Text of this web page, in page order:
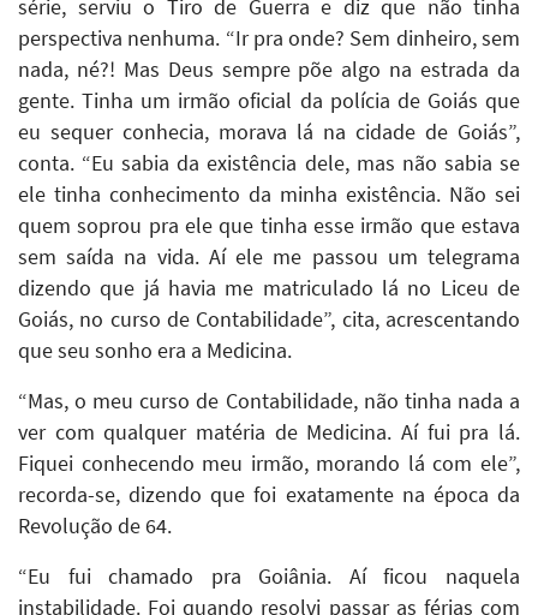
série, serviu o Tiro de Guerra e diz que não tinha
perspectiva nenhuma. “Ir pra onde? Sem dinheiro, sem
nada, né?! Mas Deus sempre põe algo na estrada da
gente. Tinha um irmão oficial da polícia de Goiás que
eu sequer conhecia, morava lá na cidade de Goiás”,
conta. “Eu sabia da existência dele, mas não sabia se
ele tinha conhecimento da minha existência. Não sei
quem soprou pra ele que tinha esse irmão que estava
sem saída na vida. Aí ele me passou um telegrama
dizendo que já havia me matriculado lá no Liceu de
Goiás, no curso de Contabilidade”, cita, acrescentando
que seu sonho era a Medicina.
“Mas, o meu curso de Contabilidade, não tinha nada a
ver com qualquer matéria de Medicina. Aí fui pra lá.
Fiquei conhecendo meu irmão, morando lá com ele”,
recorda-se, dizendo que foi exatamente na época da
Revolução de 64.
“Eu fui chamado pra Goiânia. Aí ficou naquela
instabilidade. Foi quando resolvi passar as férias com